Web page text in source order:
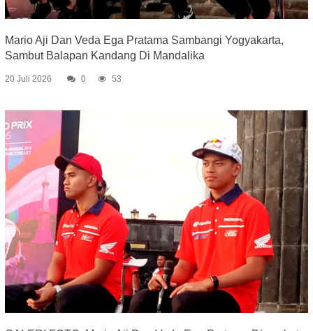
Mario Aji Dan Veda Ega Pratama Sambangi Yogyakarta,
Sambut Balapan Kandang Di Mandalika
20 Juli 2026 0 53